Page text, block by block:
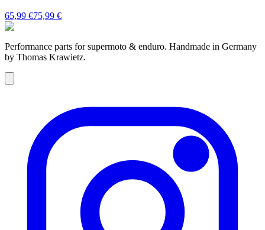
65,99 €75,99 €
Performance parts for supermoto & enduro. Handmade in Germany
by Thomas Krawietz.